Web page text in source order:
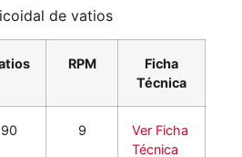
de vatios
RPM
Ficha
Técnica
90 9
Ver Ficha
Técnica